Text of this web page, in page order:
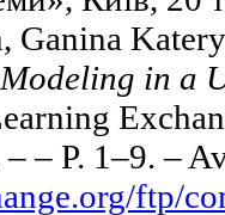
Ganina
in a
– P. 1–9. –
ftp/